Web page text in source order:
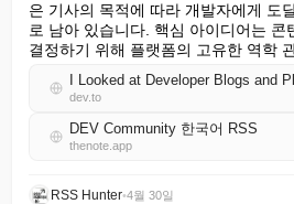
은 기사의 목적에 따라 개발자에게 도
로 남아 있습니다. 핵심 아이디어는 콘
결정하기 위해 플랫폼의 고유한 역학
dev.to
DEV Community 한국어 RSS
thenote.app
RSS Hunter•4월 30일